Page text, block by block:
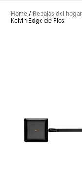
Home / Rebajas del hogar
Kelvin Edge de Flos